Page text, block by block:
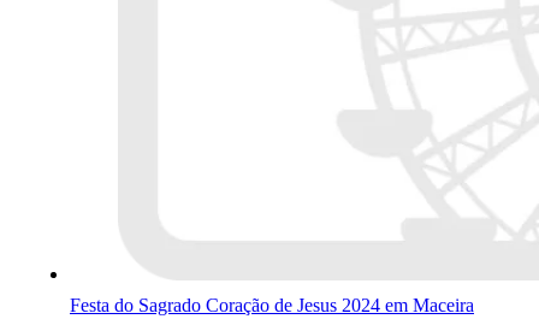
Festa do Sagrado Coração de Jesus 2024 em Maceira